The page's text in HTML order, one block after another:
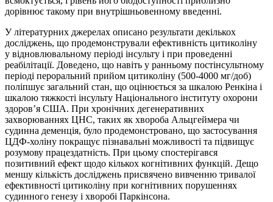
дорівнює такому при внутрішньовенному введенні.
У літературних джерелах описано результати декількох
досліджень, що продемонстрували ефективність цитиколіну
у відновлювальному періоді інсульту і при проведенні
реабілітації. Доведено, що навіть у ранньому постінсультному
періоді пероральний прийом цитиколіну (500-4000 мг/доб)
поліпшує загальний стан, що оцінюється за шкалою Ренкіна і
шкалою тяжкості інсульту Національного інституту охорони
здоров’я США. При хронічних дегенеративних
захворюваннях ЦНС, таких як хвороба Альцгеймера чи
судинна деменція, було продемонстровано, що застосування
ЦДФ-холіну покращує пізнавальні можливості та підвищує
розумову працездатність. При цьому спостерігався
позитивний ефект щодо кількох когнітивних функцій. Дещо
меншу кількість досліджень присвячено вивченню тривалої
ефективності цитиколіну при когнітивних порушеннях
судинного генезу і хворобі Паркінсона.